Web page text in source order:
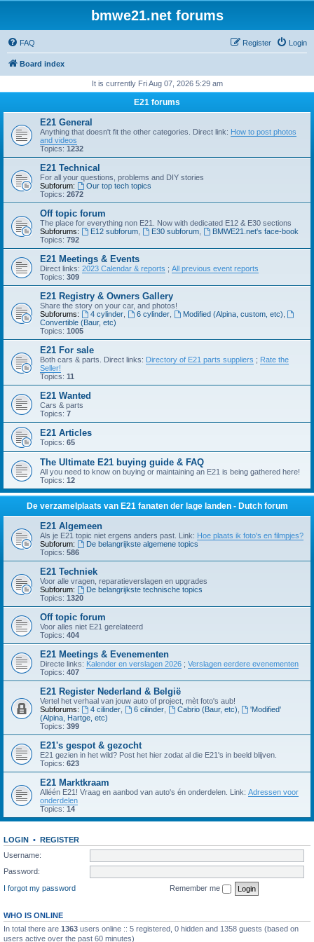
bmwe21.net forums
FAQ Login
Register
Board index
It is currently Fri Aug 07, 2026 5:29 am
E21 forums
E21 General
Anything that doesn't fit the other categories. Direct link: How to post photos
and videos
Topics: 1232
E21 Technical
For all your questions, problems and DIY stories
Subforum:
Our top tech topics
Topics: 2672
Off topic forum
The place for everything non E21. Now with dedicated E12 & E30 sections
Subforums:
E12 subforum, E30 subforum,
BMWE21.net's face-book
Topics: 792
E21 Meetings & Events
Direct links: 2023 Calendar & reports ; All previous event reports
Topics: 309
E21 Registry & Owners Gallery
Share the story on your car, and photos!
Subforums:
4 cylinder, 6 cylinder, Modified (Alpina, custom, etc)
Convertible (Baur, etc)
Topics: 1005
E21 For sale
Both cars & parts. Direct links: Directory of E21 parts suppliers ; Rate the
Seller!
Topics: 11
E21 Wanted
Cars & parts
Topics: 7
E21 Articles
Topics: 65
The Ultimate E21 buying guide & FAQ
All you need to know on buying or maintaining an E21 is being gathered here!
Topics: 12
De verzamelplaats van E21 fanaten der lage landen - Dutch forum
E21 Algemeen
Als je E21 topic niet ergens anders past. Link: Hoe plaats ik foto's en filmpjes?
Subforum:
De belangrijkste algemene topics
Topics: 586
E21 Techniek
Voor alle vragen, reparatieverslagen en upgrades
Subforum:
De belangrijkste technische topics
Topics: 1320
Off topic forum
Voor alles niet E21 gerelateerd
Topics: 404
E21 Meetings & Evenementen
Directe links: Kalender en verslagen 2026 ; Verslagen eerdere evenementen
Topics: 407
E21 Register Nederland & België
Vertel het verhaal van jouw auto of project, mèt foto's aub!
Subforums:
4 cilinder, 6 cilinder, Cabrio (Baur, etc)
'Modified'
(Alpina, Hartge, etc)
Topics: 399
E21's gespot & gezocht
E21 gezien in het wild? Post het hier zodat al die E21's in beeld blijven.
Topics: 623
E21 Marktkraam
Alléén E21! Vraag en aanbod van auto's én onderdelen. Link: Adressen voor
onderdelen
Topics: 14
LOGIN • REGISTER
Username:
Password:
I forgot my password
Remember me
WHO IS ONLINE
In total there are 1363 users online :: 5 registered, 0 hidden and 1358 guests (based on
users active over the past 60 minutes)